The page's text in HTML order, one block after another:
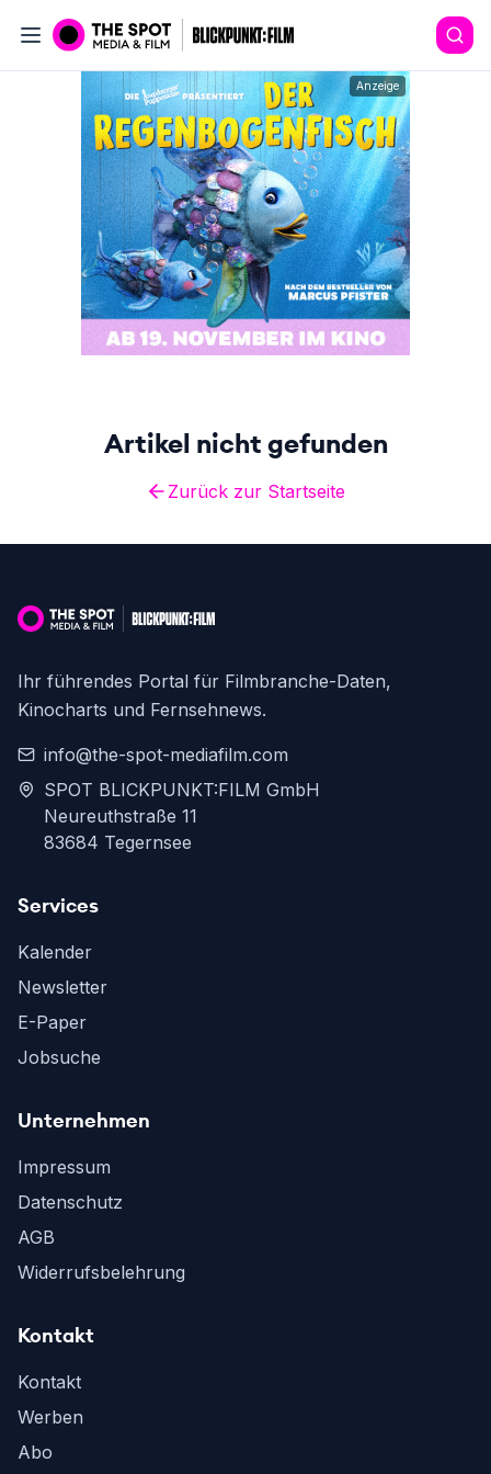
Anzeige
Artikel nicht gefunden
Zurück zur Startseite
Ihr führendes Portal für Filmbranche-Daten,
Kinocharts und Fernsehnews.
info@the-spot-mediafilm.com
SPOT BLICKPUNKT:FILM GmbH
Neureuthstraße 11
83684 Tegernsee
Services
Kalender
Newsletter
E-Paper
Jobsuche
Unternehmen
Impressum
Datenschutz
AGB
Widerrufsbelehrung
Kontakt
Kontakt
Werben
Abo